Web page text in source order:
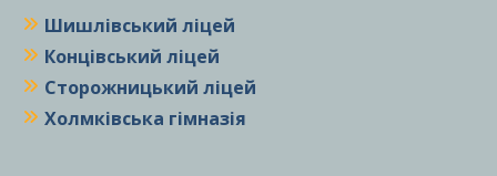
Шишлівський ліцей
Концівський ліцей
Сторожницький ліцей
Холмківська гімназія